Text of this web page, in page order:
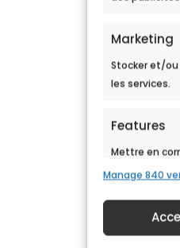
Marketing
Stocker et/
les services.
Features
Mettre en
sources de
Assurer
Manage 840